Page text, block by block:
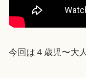
今回は４歳児〜大